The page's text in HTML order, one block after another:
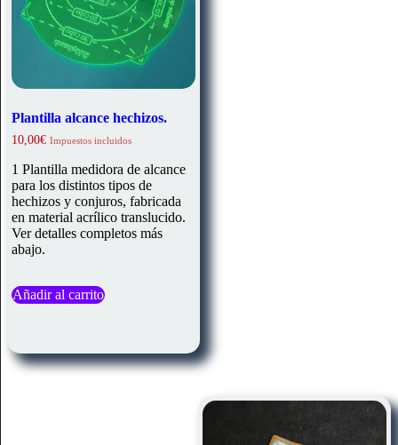
Plantilla alcance hechizos.
10,00€ Impuestos incluidos
1 Plantilla medidora de alcance
para los distintos tipos de
hechizos y conjuros, fabricada
en material acrílico translucido.
Ver detalles completos más
abajo.
Añadir al carrito